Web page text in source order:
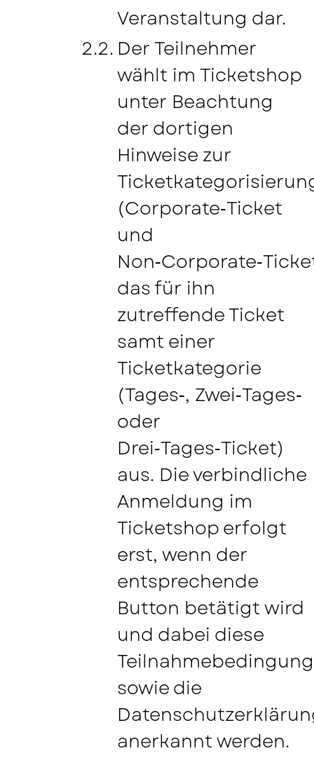
Veranstaltung dar.
Der Teilnehmer
wählt im Ticketshop
unter Beachtung
der dortigen
Hinweise zur
(Corporate‑Ticket
und
das für ihn
zutreffende Ticket
samt einer
Ticketkategorie
(Tages‑, Zwei‑Tages‑
oder
Drei‑Tages‑Ticket)
aus. Die verbindliche
Anmeldung im
Ticketshop erfolgt
erst, wenn der
entsprechende
Button betätigt wird
und dabei diese
sowie die
anerkannt werden.